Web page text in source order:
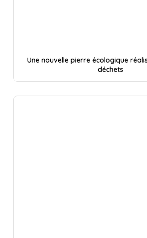
Une nouvelle pierre écologique
déchets